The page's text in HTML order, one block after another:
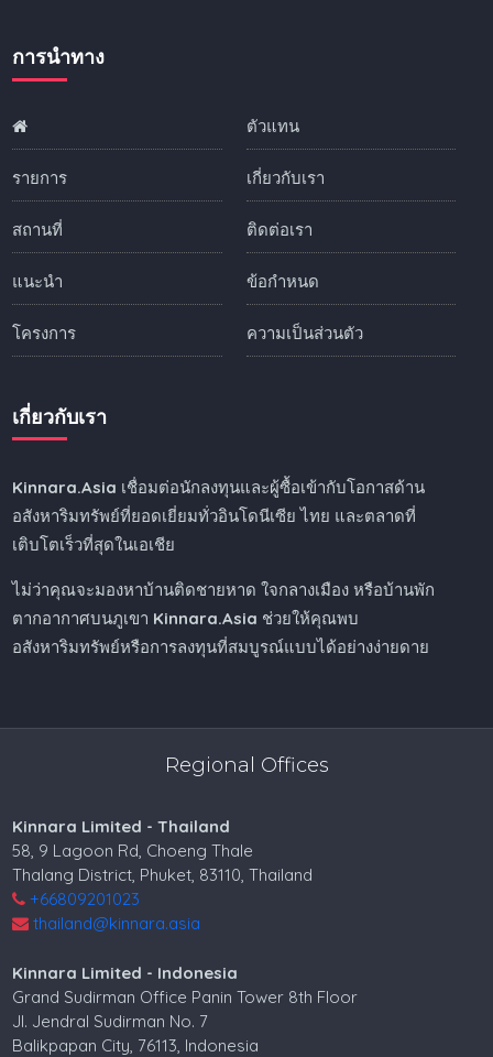
การนำทาง
รายการ
สถานที่
แนะนำ
โครงการ
ตัวแทน
เกี่ยวกับเรา
ติดต่อเรา
ข้อกำหนด
ความเป็นส่วนตัว
เกี่ยวกับเรา
Kinnara.Asia เชื่อมต่อนักลงทุนและผู้ซื้อเข้ากับโอกาสด้าน
อสังหาริมทรัพย์ที่ยอดเยี่ยมทั่วอินโดนีเซีย ไทย และตลาดที่
เติบโตเร็วที่สุดในเอเชีย
ไม่ว่าคุณจะมองหาบ้านติดชายหาด ใจกลางเมือง หรือบ้านพัก
ตากอากาศบนภูเขา Kinnara.Asia ช่วยให้คุณพบ
อสังหาริมทรัพย์หรือการลงทุนที่สมบูรณ์แบบได้อย่างง่ายดาย
Regional Offices
Kinnara Limited - Thailand
58, 9 Lagoon Rd, Choeng Thale
Thalang District, Phuket, 83110, Thailand
+66809201023
thailand@kinnara.asia
Kinnara Limited - Indonesia
Grand Sudirman Office Panin Tower 8th Floor
Jl. Jendral Sudirman No. 7
Balikpapan City, 76113, Indonesia